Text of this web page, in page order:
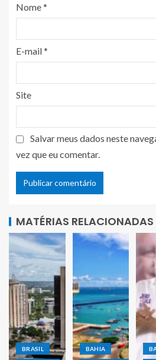
Nome*
E-mail*
Site
Salvar meus dados neste
vez que eu comentar.
MATÉRIAS RELACIONADAS
BRASIL BAHIA